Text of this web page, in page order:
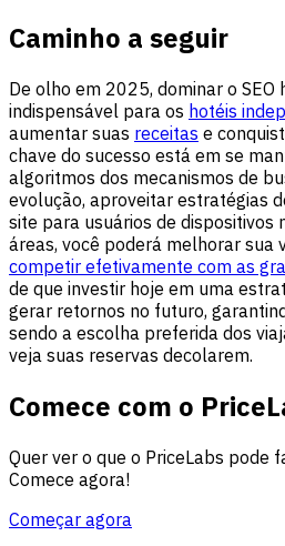
Caminho a seguir
De olho em 2025, dominar o SEO
indispensável para os hotéis
aumentar suas receitas e
chave do sucesso está em se
algoritmos dos mecanismos de
evolução, aproveitar estratégias
site para usuários de dispositivos
áreas, você poderá melhorar sua
competir efetivamente com as
de que investir hoje em uma
gerar retornos no futuro,
sendo a escolha preferida dos
veja suas reservas decolarem.
Comece com o
Quer ver o que o PriceLabs pode
Comece agora!
Começar agora